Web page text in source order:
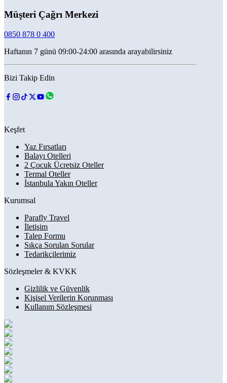
Müşteri Çağrı Merkezi
0850 878 0 400
Haftanın 7 günü 09:00-24:00 arasında arayabilirsiniz
Bizi Takip Edin
Keşfet
Yaz Fırsatları
Balayı Otelleri
2 Çocuk Ücretsiz Oteller
Termal Oteller
İstanbula Yakın Oteller
Kurumsal
Parafly Travel
İletişim
Talep Formu
Sıkça Sorulan Sorular
Tedarikçilerimiz
Sözleşmeler & KVKK
Gizlilik ve Güvenlik
Kişisel Verilerin Korunması
Kullanım Sözleşmesi